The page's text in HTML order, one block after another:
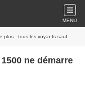
MENU
plus - tous les voyants sauf
ne démarre